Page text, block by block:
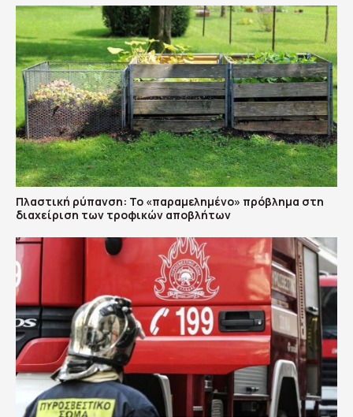
Πλαστική ρύπανση: Το «παραμελημένο» πρόβλημα στη
διαχείριση των τροφικών αποβλήτων